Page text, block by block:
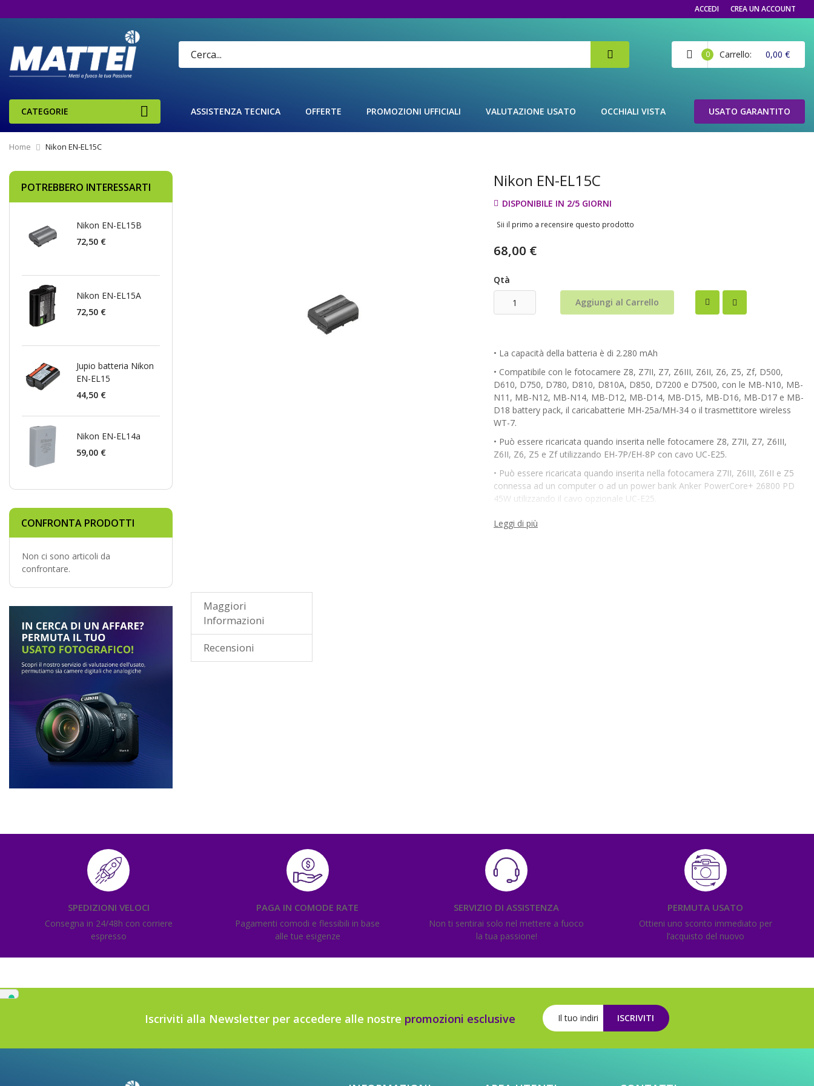
ACCEDI CREA UN ACCOUNT
Carrello
0 0,00 €
CATEGORIE ASSISTENZA TECNICA OFFERTE PROMOZIONI UFFICIALI VALUTAZIONE USATO OCCHIALI VISTA USATO GARANTITO
Home Nikon EN-EL15C
all'inizioNikon EN-EL15C
DISPONIBILE IN 2/5 GIORNI
Sii il primo a recensire questo prodotto
68,00 €
Qtà
Aggiungi al Carrello
• La capacità della batteria è di 2.280 mAh
• Compatibile con le fotocamere Z8, Z7II, Z7, Z6III, Z6II, Z6, Z5, Zf, D500,
D610, D750, D780, D810, D810A, D850, D7200 e D7500, con le MB-N10, MB-
N11, MB-N12, MB-N14, MB-D12, MB-D14, MB-D15, MB-D16, MB-D17 e MB-
D18 battery pack, il caricabatterie MH-25a/MH-34 o il trasmettitore wireless
WT-7.
• Può essere ricaricata quando inserita nelle fotocamere Z8, Z7II, Z7, Z6III,
Z6II, Z6, Z5 e Zf utilizzando EH-7P/EH-8P con cavo UC-E25.
• Può essere ricaricata quando inserita nella fotocamera Z7II, Z6III, Z6II e Z5
connessa ad un computer o ad un power bank Anker PowerCore+ 26800 PD
45W utilizzando il cavo opzionale UC-E25.
Leggi di più
Maggiori
Informazioni
Recensioni
POTREBBERO INTERESSARTI
Nikon EN-EL15B
72,50 €
Nikon EN-EL15A
72,50 €
Jupio batteria Nikon
EN-EL15
44,50 €
Nikon EN-EL14a
59,00 €
CONFRONTA PRODOTTI
Non ci sono articoli da
confrontare.
SPEDIZIONI VELOCI
Consegna in 24/48h con corriere
espresso
PAGA IN COMODE RATE
Pagamenti comodi e flessibili in base
alle tue esigenze
SERVIZIO DI ASSISTENZA
Non ti sentirai solo nel mettere a fuoco
la tua passione!
PERMUTA USATO
Ottieni uno sconto immediato per
l’acquisto del nuovo
Iscriviti alla Newsletter per accedere alle nostre promozioni esclusive ISCRIVITI